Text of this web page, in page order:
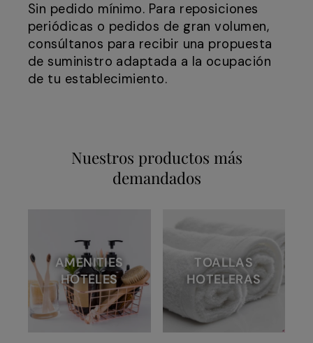
Sin pedido mínimo. Para reposiciones
periódicas o pedidos de gran volumen,
consúltanos para recibir una propuesta
de suministro adaptada a la ocupación
de tu establecimiento.
Nuestros productos más
demandados
AMENITIES
HOTELES
TOALLAS
HOTELERAS